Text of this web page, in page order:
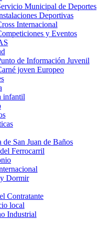
Municipal de Deportes
Deportivas
Internacional
y Eventos
de Información Juvenil
joven Europeo
infantil
de San Juan de Baños
Ferrocarril
Dormir
Contratante
local
Industrial